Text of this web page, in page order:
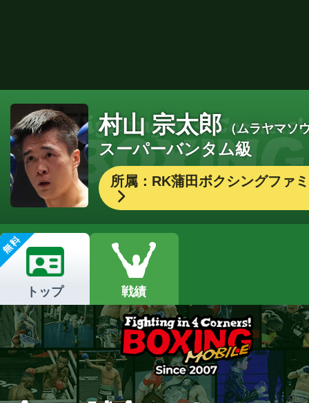
村山 宗太郎 （ムラヤマソ
スーパーバンタム級
所属：RK蒲田ボクシングファ
トップ 戦績